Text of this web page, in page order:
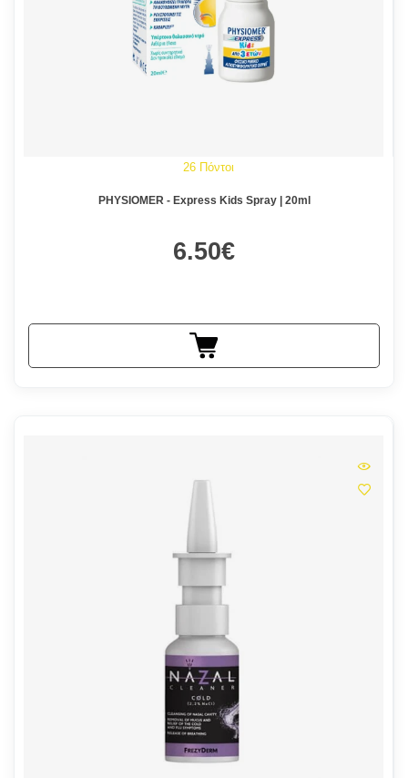
26 Πόντοι
PHYSIOMER - Express Kids Spray | 20ml
6.50€